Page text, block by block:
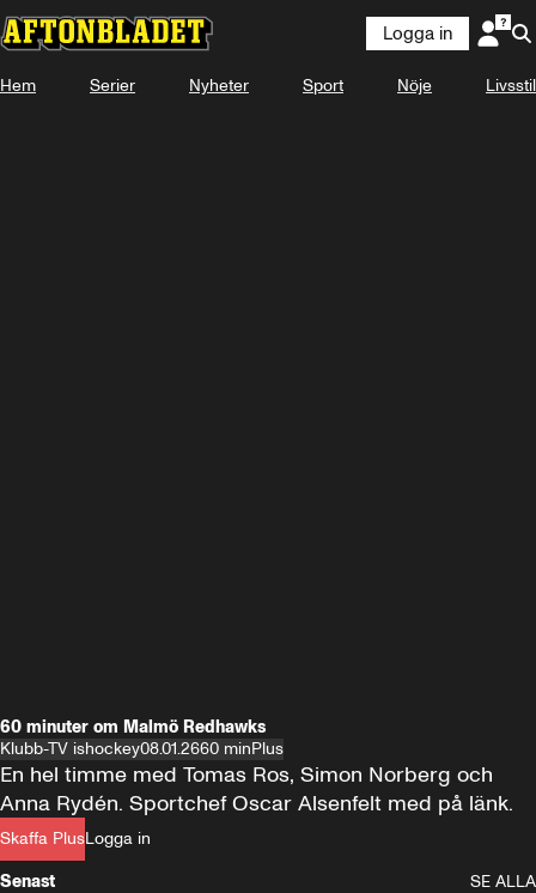
Logga in
Hem Serier Nyheter Sport Nöje Livsstil
60 minuter om Malmö Redhawks
Klubb-TV ishockey08.01.2660 minPlus
Skaffa PlusLogga in
En hel timme med Tomas Ros, Simon Norberg och
Anna Rydén. Sportchef Oscar Alsenfelt med på länk.
Senast
SE ALLA